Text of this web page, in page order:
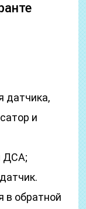
датчика,
и
ДСА;
в обратной